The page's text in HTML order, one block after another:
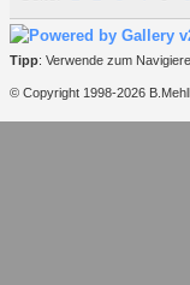
Tipp: Verwende zum
© Copyright 1998-2026